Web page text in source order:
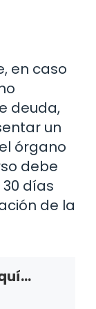
en caso
deuda,
un
órgano
debe
días
de la